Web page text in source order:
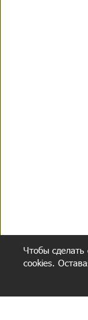
Чтобы сделать
cookies.